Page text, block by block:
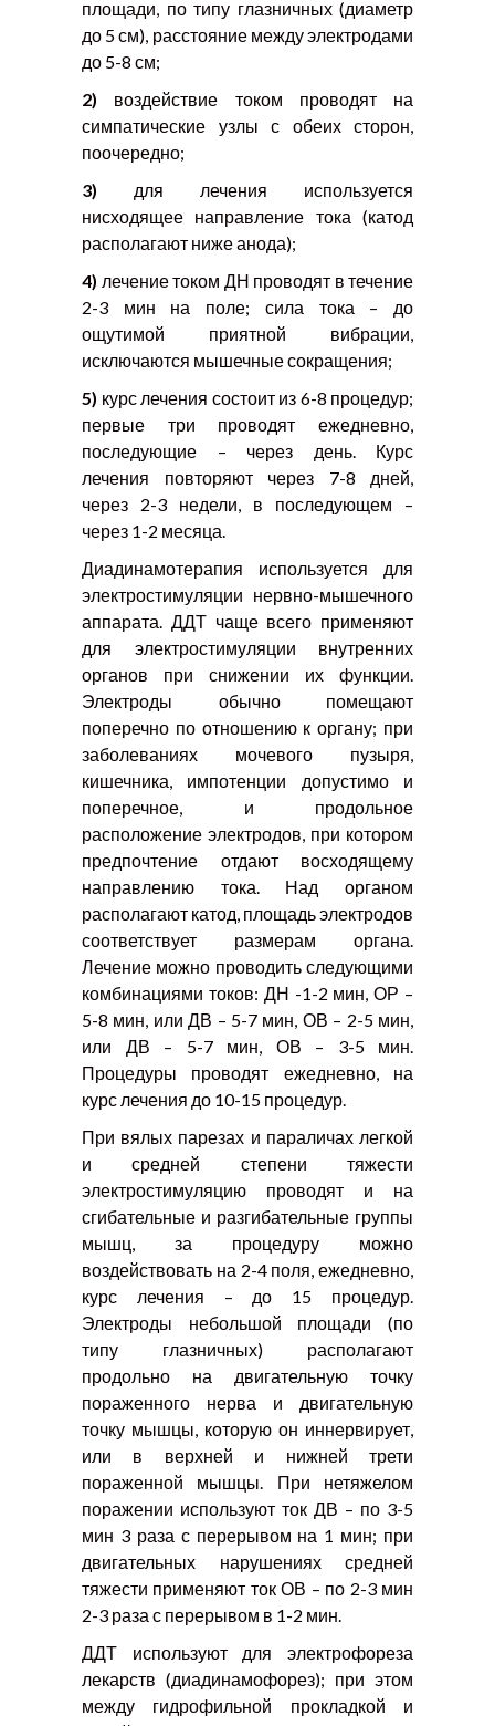
площади, по типу глазничных (диаметр
до 5 см), расстояние между электродами
до 5-8 см;
2) воздействие током проводят на
симпатические узлы с обеих сторон,
поочередно;
3) для лечения используется
нисходящее направление тока (катод
располагают ниже анода);
4) лечение током ДН проводят в течение
2-3 мин на поле; сила тока – до
ощутимой приятной вибрации,
исключаются мышечные сокращения;
5) курс лечения состоит из 6-8 процедур;
первые три проводят ежедневно,
последующие – через день. Курс
лечения повторяют через 7-8 дней,
через 2-3 недели, в последующем –
через 1-2 месяца.
Диадинамотерапия используется для
электростимуляции нервно-мышечного
аппарата. ДДТ чаще всего применяют
для электростимуляции внутренних
органов при снижении их функции.
Электроды обычно помещают
поперечно по отношению к органу; при
заболеваниях мочевого пузыря,
кишечника, импотенции допустимо и
поперечное, и продольное
расположение электродов, при котором
предпочтение отдают восходящему
направлению тока. Над органом
располагают катод, площадь электродов
соответствует размерам органа.
Лечение можно проводить следующими
комбинациями токов: ДН -1-2 мин, ОР –
5-8 мин, или ДВ – 5-7 мин, ОВ – 2-5 мин,
или ДВ – 5-7 мин, ОВ – 3-5 мин.
Процедуры проводят ежедневно, на
курс лечения до 10-15 процедур.
При вялых парезах и параличах легкой
и средней степени тяжести
электростимуляцию проводят и на
сгибательные и разгибательные группы
мышц, за процедуру можно
воздействовать на 2-4 поля, ежедневно,
курс лечения – до 15 процедур.
Электроды небольшой площади (по
типу глазничных) располагают
продольно на двигательную точку
пораженного нерва и двигательную
точку мышцы, которую он иннервирует,
или в верхней и нижней трети
пораженной мышцы. При нетяжелом
поражении используют ток ДВ – по 3-5
мин 3 раза с перерывом на 1 мин; при
двигательных нарушениях средней
тяжести применяют ток ОВ – по 2-3 мин
2-3 раза с перерывом в 1-2 мин.
ДДТ используют для электрофореза
лекарств (диадинамофорез); при этом
между гидрофильной прокладкой и